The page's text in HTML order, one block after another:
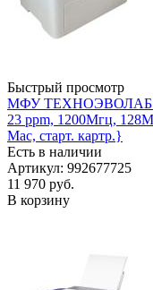
Быстрый просмотр
МФУ ТЕХНОЭВОЛАБ
23 ppm, 1200Мгц,
Mac, старт. картр.}
Есть в наличии
Артикул: 992677725
11 970 руб.
В корзину